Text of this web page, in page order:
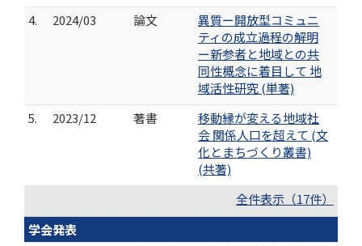
4.
2024/03 論文
異質ー開放型コミュニ
ティの成立過程の解明
ー新参者と地域との共
同性概念に着目して 地
域活性研究 (単著)
5.
2023/12 著書
移動縁が変える地域社
会 関係人口を超えて (文
化とまちづくり叢書)
(共著)
全件表示（17件）
学会発表